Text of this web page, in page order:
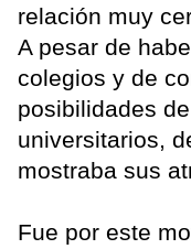
relación muy
A pesar de
colegios y de
posibilidades
universitarios,
mostraba sus
Fue por este